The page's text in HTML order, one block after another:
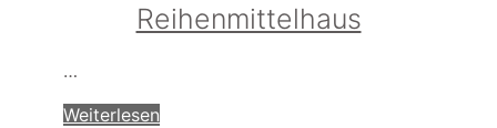
Reihenmittelhaus
…
Weiterlesen